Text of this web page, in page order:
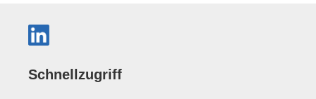
Schnellzugriff